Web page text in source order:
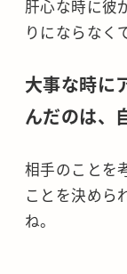
肝心な時に彼
りにならなく
大事な時に
んだのは、
相手のことを
ことを決めら
ね。